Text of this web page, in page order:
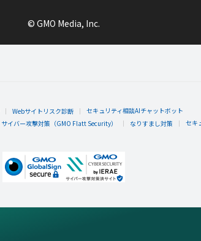
© GMO Media, Inc.
Webサイトリスク診断
セキュリティ相談AIチャットボット
サイバー攻撃対策（GMO Flatt Security） なりすまし対策 セキ